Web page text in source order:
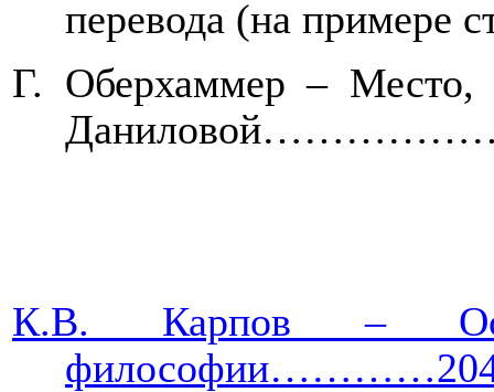
перевода (на примере
Г. Оберхаммер – Место,
К.В. Карпов –